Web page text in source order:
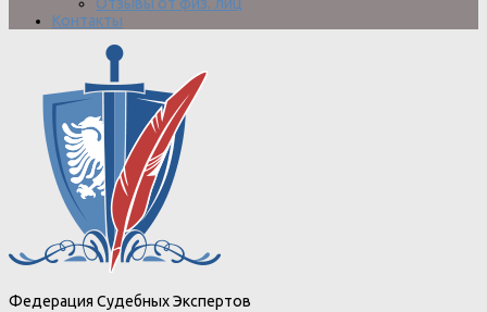
Отзывы от физ. лиц
Контакты
Федерация Судебных Экспертов